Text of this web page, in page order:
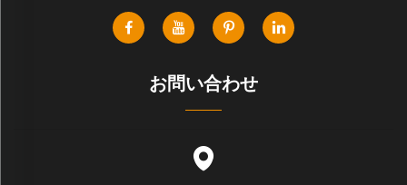
お問い合わせ